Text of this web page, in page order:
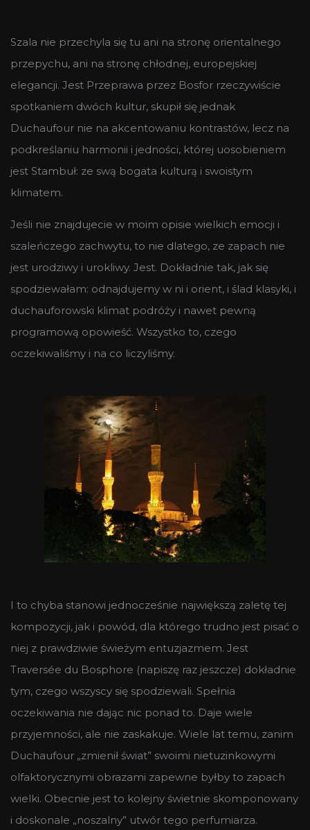
Szala nie przechyla się tu ani na stronę orientalnego
przepychu, ani na stronę chłodnej, europejskiej
elegancji. Jest Przeprawa przez Bosfor rzeczywiście
spotkaniem dwóch kultur, skupił się jednak
Duchaufour nie na akcentowaniu kontrastów, lecz na
podkreślaniu harmonii i jedności, której uosobieniem
jest Stambuł: ze swą bogata kulturą i swoistym
klimatem.
Jeśli nie znajdujecie w moim opisie wielkich emocji i
szaleńczego zachwytu, to nie dlatego, ze zapach nie
jest urodziwy i urokliwy. Jest. Dokładnie tak, jak się
spodziewałam: odnajdujemy w ni i orient, i ślad klasyki, i
duchauforowski klimat podróży i nawet pewną
programową opowieść. Wszystko to, czego
oczekiwaliśmy i na co liczyliśmy.
I to chyba stanowi jednocześnie największą zaletę tej
kompozycji, jak i powód, dla którego trudno jest pisać o
niej z prawdziwie świeżym entuzjazmem. Jest
Traversée du Bosphore (napiszę raz jeszcze) dokładnie
tym, czego wszyscy się spodziewali. Spełnia
oczekiwania nie dając nic ponad to. Daje wiele
przyjemności, ale nie zaskakuje. Wiele lat temu, zanim
Duchaufour „zmienił świat” swoimi nietuzinkowymi
olfaktorycznymi obrazami zapewne byłby to zapach
wielki. Obecnie jest to kolejny świetnie skomponowany
i doskonale „noszalny” utwór tego perfumiarza.